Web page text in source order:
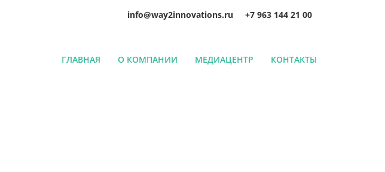
info@way2innovations.ru +7 963 144 21 00
ГЛАВНАЯ О КОМПАНИИ МЕДИАЦЕНТР КОНТАКТЫ